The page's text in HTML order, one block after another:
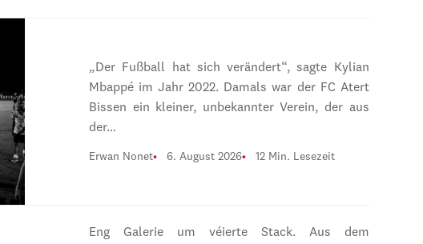
„Der Fußball hat sich verändert“, sagte Kylian
Mbappé im Jahr 2022. Damals war der FC Atert
Bissen ein kleiner, unbekannter Verein, der aus
der…
Erwan Nonet 6. August 2026 12 Min. Lesezeit
Eng Galerie um véierte Stack. Aus dem